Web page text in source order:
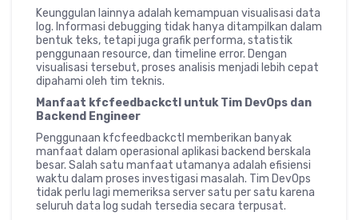
Keunggulan lainnya adalah kemampuan visualisasi data
log. Informasi debugging tidak hanya ditampilkan dalam
bentuk teks, tetapi juga grafik performa, statistik
penggunaan resource, dan timeline error. Dengan
visualisasi tersebut, proses analisis menjadi lebih cepat
dipahami oleh tim teknis.
Manfaat kfcfeedbackctl untuk Tim DevOps dan
Backend Engineer
Penggunaan kfcfeedbackctl memberikan banyak
manfaat dalam operasional aplikasi backend berskala
besar. Salah satu manfaat utamanya adalah efisiensi
waktu dalam proses investigasi masalah. Tim DevOps
tidak perlu lagi memeriksa server satu per satu karena
seluruh data log sudah tersedia secara terpusat.